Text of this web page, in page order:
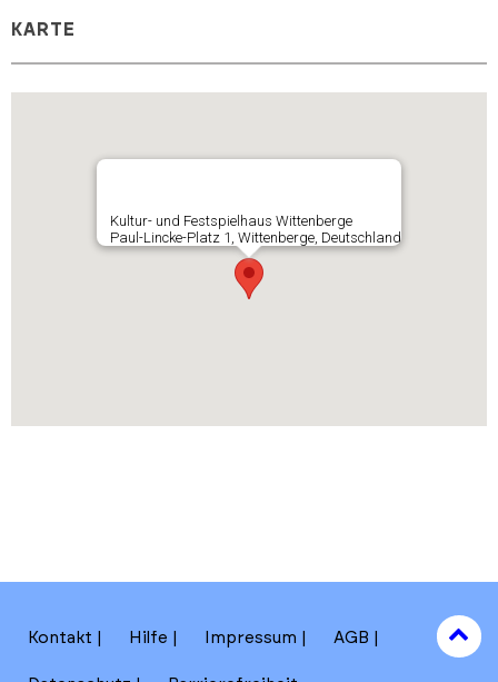
KARTE
Kultur- und Festspielhaus Wittenberge
Paul-Lincke-Platz 1, Wittenberge, Deutschland
Kontakt Hilfe Impressum AGB
to
top